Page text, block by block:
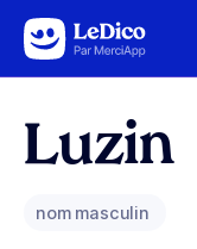
Aller au contenu
Luzin
nom masculin